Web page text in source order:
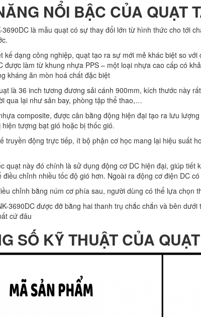
NỔI BẬC CỦA QUẠT
3690DC là mẫu quạt có sự thay đổi lớn từ hình thức cho tới
kế dạng công nghiệp, quạt tạo ra sự mới mẻ khác biệt so
được làm từ khung nhựa PPS – một loại nhựa cao cấp có
kháng ăn mòn hoá chất đặc biệt
là 36 inch tương đương sải cánh 900mm, kích thước này
qua lại như sân bay, phòng tập thể thao,…
composite, được cân bằng động hiện đại tạo ra lưu
tượng bạt gió hoặc bị thốc gió.
truyền động trực tiếp, ít bộ phận cơ học mang lại hiệu suất
quạt này đó chính là sử dụng động cơ DC hiện đại, giúp
điều chỉnh nhiều tốc độ gió hơn. Ngoài ra động cơ điện DC
chỉnh bằng núm cơ phía sau, người dùng có thể lựa chọn
3690DC được đỡ bằng hai thanh trụ chắc chắn và bên
cứ đâu
SỐ KỸ THUẬT CỦA